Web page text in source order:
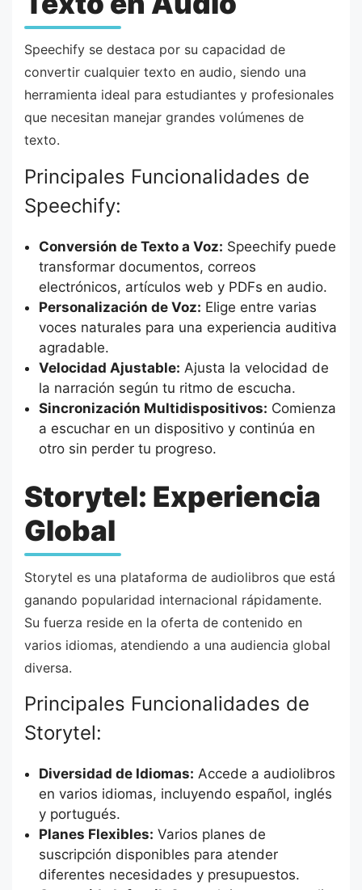
Speechify se destaca por su capacidad de
convertir cualquier texto en audio, siendo una
herramienta ideal para estudiantes y profesionales
que necesitan manejar grandes volúmenes de
texto.
Principales Funcionalidades de
Speechify:
Conversión de Texto a Voz: Speechify puede
transformar documentos, correos
electrónicos, artículos web y PDFs en audio.
Personalización de Voz: Elige entre varias
voces naturales para una experiencia auditiva
agradable.
Velocidad Ajustable: Ajusta la velocidad de
la narración según tu ritmo de escucha.
Sincronización Multidispositivos: Comienza
a escuchar en un dispositivo y continúa en
otro sin perder tu progreso.
Storytel: Experiencia
Global
Storytel es una plataforma de audiolibros que está
ganando popularidad internacional rápidamente.
Su fuerza reside en la oferta de contenido en
varios idiomas, atendiendo a una audiencia global
diversa.
Principales Funcionalidades de
Storytel:
Diversidad de Idiomas: Accede a audiolibros
en varios idiomas, incluyendo español, inglés
y portugués.
Planes Flexibles: Varios planes de
suscripción disponibles para atender
diferentes necesidades y presupuestos.